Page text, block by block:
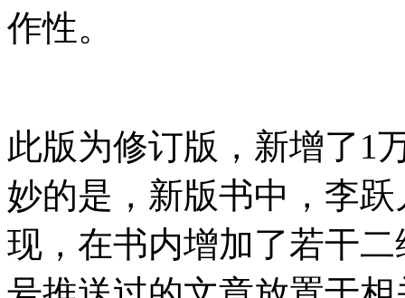
作性。
此版为修订版，新增了1
妙的是，新版书中，李
现，在书内增加了若干